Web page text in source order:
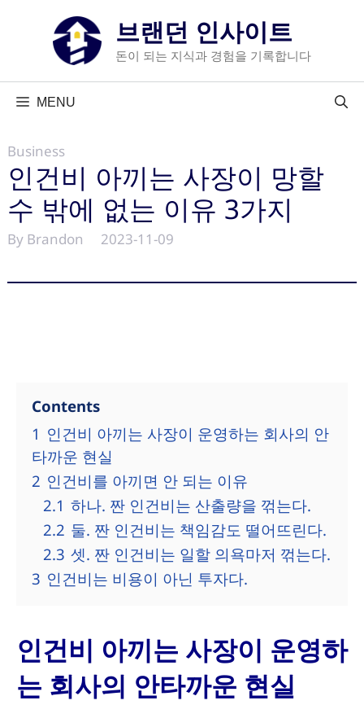
기
브랜던 인사이트
돈이 되는 지식과 경험을 기록합니다
MENU
Business
인건비 아끼는 사장이 망할
수 밖에 없는 이유 3가지
By Brandon 2023-11-09
Contents
1 인건비 아끼는 사장이 운영하는 회사의 안
타까운 현실
2 인건비를 아끼면 안 되는 이유
2.1 하나. 짠 인건비는 산출량을 꺾는다.
2.2 둘. 짠 인건비는 책임감도 떨어뜨린다.
2.3 셋. 짠 인건비는 일할 의욕마저 꺾는다.
3 인건비는 비용이 아닌 투자다.
인건비 아끼는 사장이 운영하
는 회사의 안타까운 현실